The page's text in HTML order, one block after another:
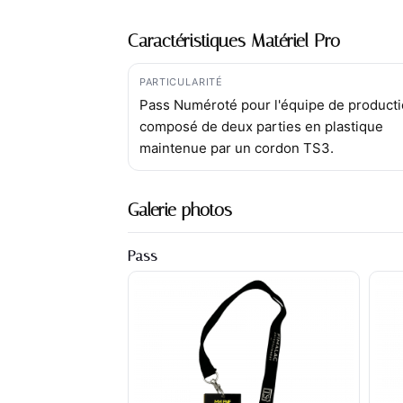
Caractéristiques Matériel Pro
PARTICULARITÉ
Pass Numéroté pour l'équipe de
composé de deux parties en plastique
maintenue par un cordon TS3.
Galerie photos
Pass